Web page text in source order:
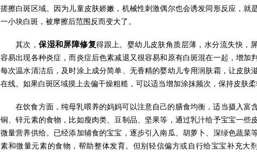
搓擦白斑区域。因为儿童皮肤娇嫩，机械性刺激偶尔也会诱发同形反应，就
一小块白斑，被摩擦后范围反而变大了。
其次，保湿和屏障修复得跟上。婴幼儿皮肤角质层薄，水分流失快，
容易出现各种炎症，而炎症后色素减退又很容易和原有白斑混在一起，增加
每次温水清洁后，及时涂上成分简单、无香精的婴幼儿专用润肤霜，让皮肤
在线。如果白斑区域摸上去偏干燥粗糙，可以适当增加涂抹频次，保持皮肤
在饮食方面，纯母乳喂养的妈妈可以注意自己的膳食均衡，适当摄入富
铜、锌元素的食物，比如瘦肉类、豆制品、坚果等，通过乳汁给予宝宝一些
微量营养供给。已经添加辅食的宝宝，逐步引入南瓜、胡萝卜、深绿色蔬菜
素和微量元素的食物，帮助整体发育。但别轻信偏方或自行给宝宝补充大